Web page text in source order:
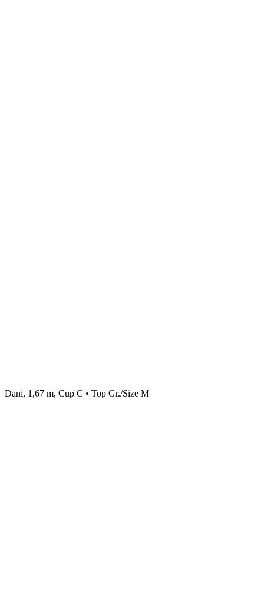
Dani, 1,67 m, Cup C • Top Gr./Size M